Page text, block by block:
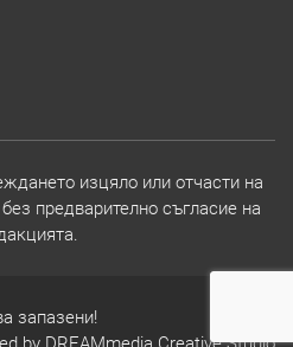
изцяло или отчасти на
предварително съгласие на
запазени!